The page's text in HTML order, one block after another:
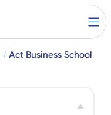
Act Business School